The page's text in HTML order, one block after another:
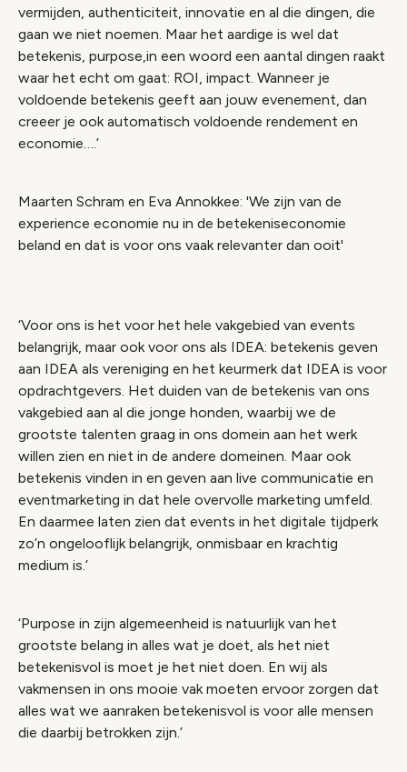
vermijden, authenticiteit, innovatie en al die dingen, die
gaan we niet noemen. Maar het aardige is wel dat
betekenis, purpose,in een woord een aantal dingen raakt
waar het echt om gaat: ROI, impact. Wanneer je
voldoende betekenis geeft aan jouw evenement, dan
creeer je ook automatisch voldoende rendement en
economie….’
Maarten Schram en Eva Annokkee: 'We zijn van de
experience economie nu in de betekeniseconomie
beland en dat is voor ons vaak relevanter dan ooit'
‘Voor ons is het voor het hele vakgebied van events
belangrijk, maar ook voor ons als IDEA: betekenis geven
aan IDEA als vereniging en het keurmerk dat IDEA is voor
opdrachtgevers. Het duiden van de betekenis van ons
vakgebied aan al die jonge honden, waarbij we de
grootste talenten graag in ons domein aan het werk
willen zien en niet in de andere domeinen. Maar ook
betekenis vinden in en geven aan live communicatie en
eventmarketing in dat hele overvolle marketing umfeld.
En daarmee laten zien dat events in het digitale tijdperk
zo’n ongelooflijk belangrijk, onmisbaar en krachtig
medium is.’
‘Purpose in zijn algemeenheid is natuurlijk van het
grootste belang in alles wat je doet, als het niet
betekenisvol is moet je het niet doen. En wij als
vakmensen in ons mooie vak moeten ervoor zorgen dat
alles wat we aanraken betekenisvol is voor alle mensen
die daarbij betrokken zijn.’